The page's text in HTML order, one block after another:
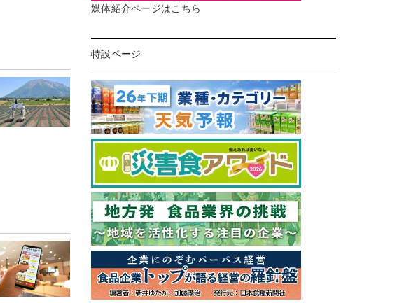
媒体紹介ページはこちら
特設ページ